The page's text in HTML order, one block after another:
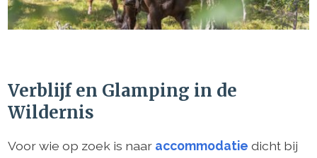
Verblijf en Glamping in de
Wildernis
Voor wie op zoek is naar accommodatie dicht bij